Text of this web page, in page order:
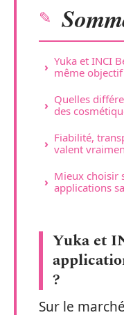
Yuka et INCI
même objectif
Quelles
des
Fiabilité,
valent
Mieux choisir
applications
Yuka et
?
Sur le